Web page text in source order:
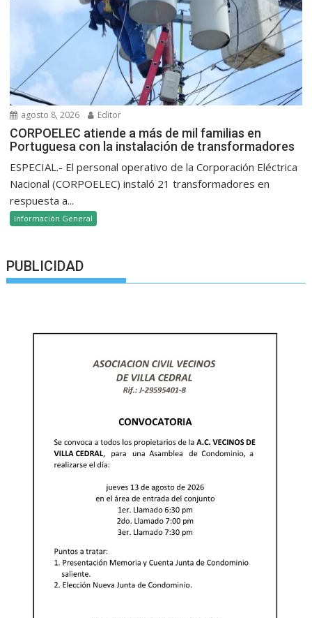
agosto 8, 2026 Editor
CORPOELEC atiende a más de mil familias en
Portuguesa con la instalación de transformadores
ESPECIAL.- El personal operativo de la Corporación Eléctrica
Nacional (CORPOELEC) instaló 21 transformadores en
respuesta a...
Información General
PUBLICIDAD